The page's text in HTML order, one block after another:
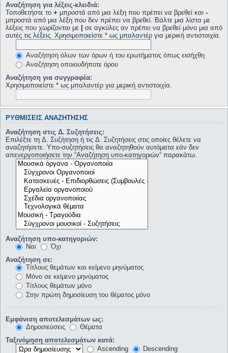
Αναζήτηση για λέξεις-κλειδιά:
Τοποθετήστε το + μπροστά από μια λέξη που πρέπει να βρεθεί και -
μπροστά από μια λέξη που δεν πρέπει να βρεθεί. Βάλτε μια λίστα με
λέξεις που χωρίζονται με | σε αγκύλες αν πρέπει να βρεθεί μόνο μια από
αυτές τις λέξεις. Χρησιμοποιείστε * ως μπαλαντέρ για μερική αντιστοιχία.
Αναζήτηση όλων των όρων ή του ερωτήματος όπως εισήχθη
Αναζήτηση οποιουδήποτε όρου
Αναζήτηση για συγγραφέα:
Χρησιμοποιείστε * ως μπαλαντέρ για μερική αντιστοιχία.
ΡΥΘΜΊΣΕΙΣ ΑΝΑΖΉΤΗΣΗΣ
Αναζήτηση στις Δ. Συζητήσεις:
Επιλέξτε τη Δ. Συζήτηση ή τις Δ. Συζητήσεις στις οποίες θέλετε να
αναζητήσετε. Υπο-συζητήσεις θα αναζητηθούν αυτόματα εάν δεν
απενεργοποιήσετε την “Αναζήτηση υπο-κατηγοριών“ παρακάτω.
Αναζήτηση υπο-κατηγοριών:
Ναι
Όχι
Αναζήτηση σε:
Τίτλους θεμάτων και κείμενο μηνύματος
Μόνο σε κείμενο μηνύματος
Τίτλους θεμάτων μόνο
Στην πρώτη δημοσίευση του θέματος μόνο
Εμφάνιση αποτελεσμάτων ως:
Δημοσιεύσεις
Θέματα
Ταξινόμηση αποτελεσμάτων κατά:
Ascending
Descending